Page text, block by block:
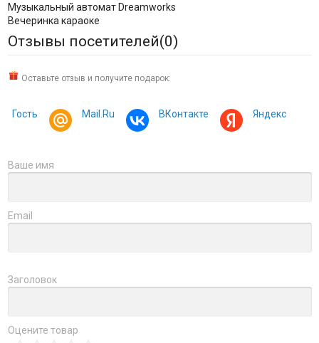
Музыкальный автомат Dreamworks
Вечеринка караоке
Отзывы посетителей(0)
Оставьте отзыв и получите подарок:
Гость Mail.Ru ВКонтакте Яндекс
Ваше имя
Email
Заголовок
Оцените товар